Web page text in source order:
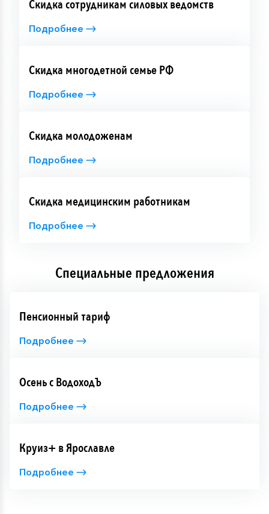
дополнительно к основной программе на борту и
Скидка сотрудникам силовых ведомств
Подробнее
Скидка многодетной семье РФ
Подробнее
Скидка молодоженам
Подробнее
Скидка медицинским работникам
Подробнее
Специальные предложения
Пенсионный тариф
Подробнее
Осень с ВодоходЪ
Подробнее
Круиз+ в Ярославле
Подробнее